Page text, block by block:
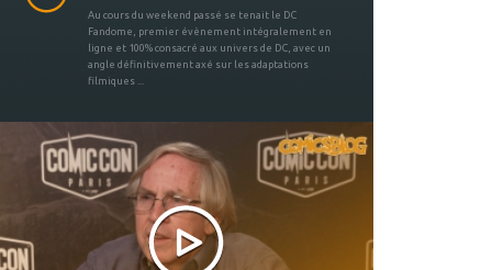
Au cours du weekend passé se tenait le DC
Fandome, premier évènement intégralement en
ligne et 100% consacré aux univers de DC, avec un
angle définitivement axé sur les adaptations
filmiques ...